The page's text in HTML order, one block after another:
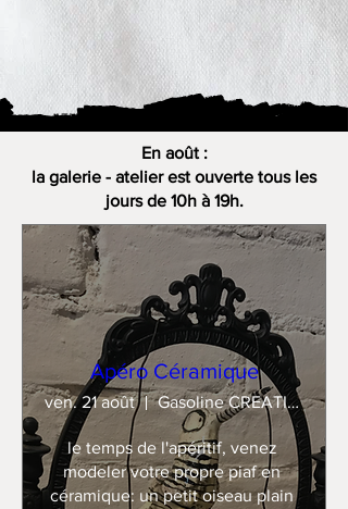
En août :
la galerie - atelier est ouverte tous les
jours de 10h à 19h.
Apéro Céramique
ven. 21 août Gasoline CREATION
le temps de l'apéritif, venez
modeler votre propre piaf en
céramique: un petit oiseau plain